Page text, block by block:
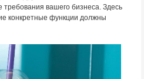
вашего бизнеса. Здесь
конкретные функции должны